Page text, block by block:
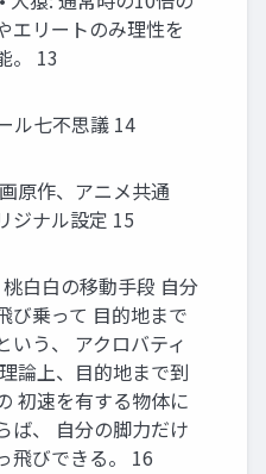
エリートのみ理性を
。 13
ル七不思議 14
原作、アニメ共通
ジナル設定 15
白白の移動手段 自分
び乗って 目的地まで
いう、 アクロバティ
論上、目的地まで到
初速を有する物体に
ば、 自分の脚力だけ
飛びできる。 16